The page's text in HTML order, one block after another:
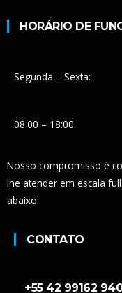
HORÁRIO DE
Segunda – Sexta:
08:00 – 18:00
Nosso compromisso é
lhe atender em escala
abaixo:
CONTATO
+55 42 99162